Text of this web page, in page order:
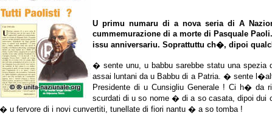
U primu numaru di a nova seria di A
cummemurazione di a morte di Pasquale
issu anniversariu. Soprattuttu ch�, dipoi
� sente unu, u babbu sarebbe statu una spezia
assai luntani da u Babbu di a Patria. � sente
Presidente di u Cunsigliu Generale ! Ci h�
scurdati di u so nome � di a so casata, dipoi
u fervore di i novi cunvertiti, tunellate di fiori nantu � a so tomba !